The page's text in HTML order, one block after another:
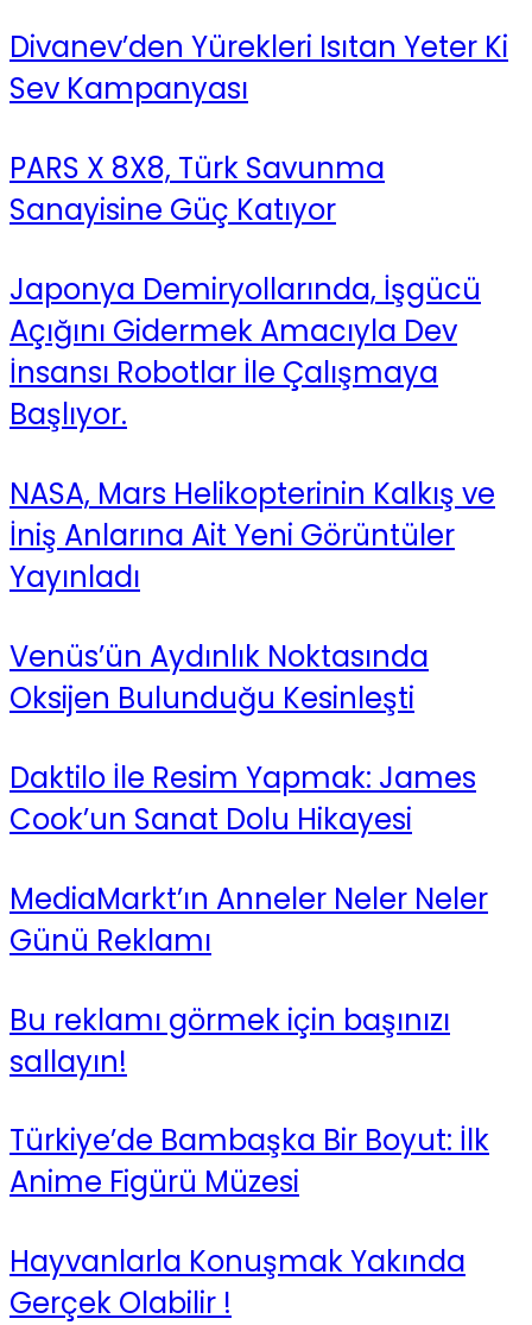
Divanev’den Yürekleri Isıtan Yeter Ki
Sev Kampanyası
PARS X 8X8, Türk Savunma
Sanayisine Güç Katıyor
Japonya Demiryollarında, İşgücü
Açığını Gidermek Amacıyla Dev
İnsansı Robotlar İle Çalışmaya
Başlıyor.
NASA, Mars Helikopterinin Kalkış ve
İniş Anlarına Ait Yeni Görüntüler
Yayınladı
Venüs’ün Aydınlık Noktasında
Oksijen Bulunduğu Kesinleşti
Daktilo İle Resim Yapmak: James
Cook’un Sanat Dolu Hikayesi
MediaMarkt’ın Anneler Neler Neler
Günü Reklamı
Bu reklamı görmek için başınızı
sallayın!
Türkiye’de Bambaşka Bir Boyut: İlk
Anime Figürü Müzesi
Hayvanlarla Konuşmak Yakında
Gerçek Olabilir !